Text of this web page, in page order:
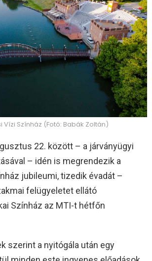
Vízi Színház (Fotó: Babák Zoltán)
22. között – a járványügyi
– idén is megrendezik a
jubileumi, tizedik évadát –
felügyeletet ellátó
Színház az MTI-t hétfőn
szerint a nyitógála után egy